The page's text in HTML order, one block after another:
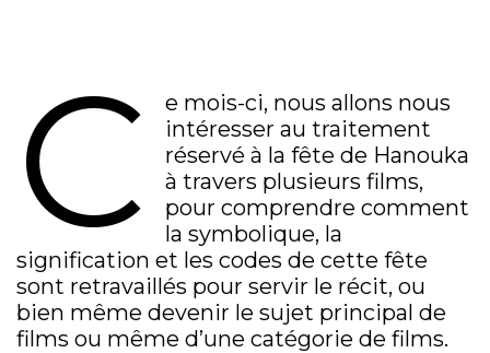
C
e mois-ci, nous allons nous
intéresser au traitement
réservé à la fête de Hanouka
à travers plusieurs films,
pour comprendre comment
la symbolique, la
signification et les codes de cette fête
sont retravaillés pour servir le récit, ou
bien même devenir le sujet principal de
films ou même d’une catégorie de films.